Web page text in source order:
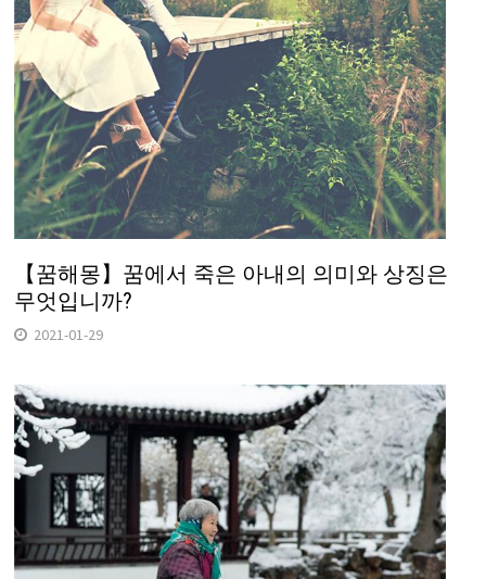
【꿈해몽】꿈에서 죽은 아내의 의미와 상징은
무엇입니까?
2021-01-29